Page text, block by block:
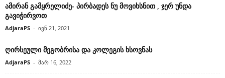
ამირან გამყრელიძე- პირბადეს ნუ მოვიხსნით , ჯერ უნდა
გავიჭირვოთ
AdjaraPS - ივნ 21, 2021
ღირსეული მეგობრისა და კოლეგის ხსოვნას
AdjaraPS - მარ 16, 2022